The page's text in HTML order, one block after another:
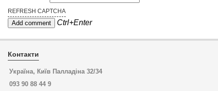
REFRESH CAPTCHA
Ctrl+Enter
Контакти
Україна, Київ Палладіна 32/34
093 90 88 44 9